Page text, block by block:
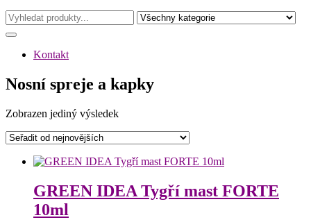
Kontakt
Nosní spreje a kapky
Zobrazen jediný výsledek
GREEN IDEA Tygří mast FORTE
10ml